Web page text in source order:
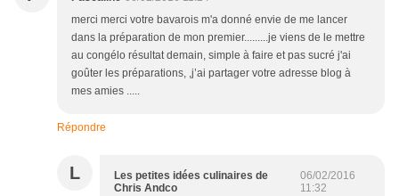
merci merci votre bavarois m'a donné envie de me lancer
dans la préparation de mon premier.........je viens de le mettre
au congélo résultat demain, simple à faire et pas sucré j'ai
goûter les préparations, ,j’ai partager votre adresse blog à
mes amies .....
Répondre
L
Les petites idées culinaires de
Chris Andco
06/02/2016
11:32